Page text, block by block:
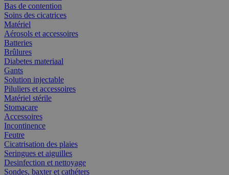
Bas de contention
Soins des cicatrices
Matériel
Aérosols et accessoires
Batteries
Brûlures
Diabetes materiaal
Gants
Solution injectable
Piluliers et accessoires
Matériel stérile
Stomacare
Accessoires
Incontinence
Feutre
Cicatrisation des plaies
Seringues et aiguilles
Desinfection et nettoyage
Sondes, baxter et cathéters